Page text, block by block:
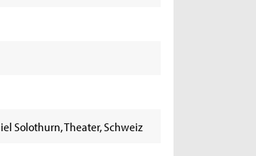
Solothurn, Theater, Schweiz